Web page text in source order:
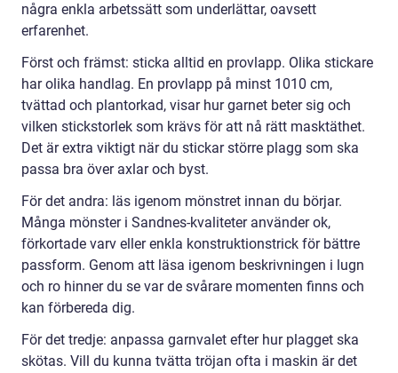
några enkla arbetssätt som underlättar, oavsett
erfarenhet.
Först och främst: sticka alltid en provlapp. Olika stickare
har olika handlag. En provlapp på minst 1010 cm,
tvättad och plantorkad, visar hur garnet beter sig och
vilken stickstorlek som krävs för att nå rätt masktäthet.
Det är extra viktigt när du stickar större plagg som ska
passa bra över axlar och byst.
För det andra: läs igenom mönstret innan du börjar.
Många mönster i Sandnes-kvaliteter använder ok,
förkortade varv eller enkla konstruktionstrick för bättre
passform. Genom att läsa igenom beskrivningen i lugn
och ro hinner du se var de svårare momenten finns och
kan förbereda dig.
För det tredje: anpassa garnvalet efter hur plagget ska
skötas. Vill du kunna tvätta tröjan ofta i maskin är det